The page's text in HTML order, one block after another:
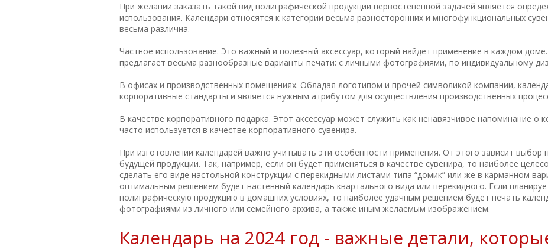
При желании заказать такой вид полиграфической продукции первостепенной задачей является
использования. Календари относятся к категории весьма разносторонних и многофункциональных
весьма различна.
Частное использование. Это важный и полезный аксессуар, который найдет применение в каждом
предлагает весьма разнообразные варианты печати: с личными фотографиями, по индивидуальному
В офисах и производственных помещениях. Обладая логотипом и прочей символикой компании,
корпоративные стандарты и является нужным атрибутом для осуществления производственных
В качестве корпоративного подарка. Этот аксессуар может служить как ненавязчивое напоминание о
часто используется в качестве корпоративного сувенира.
При изготовлении календарей важно учитывать эти особенности применения. От этого зависит
будущей продукции. Так, например, если он будет применяться в качестве сувенира, то наиболее
сделать его виде настольной конструкции с перекидными листами типа “домик” или же в карманном
оптимальным решением будет настенный календарь квартального вида или перекидного. Если
полиграфическую продукцию в домашних условиях, то наиболее удачным решением будет печать
фотографиями из личного или семейного архива, а также иным желаемым изображением.
Календарь на 2024 год - важные детали,